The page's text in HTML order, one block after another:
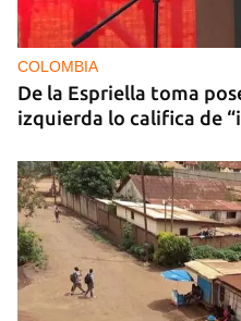
COLOMBIA
De la Espriella toma
izquierda lo califica de